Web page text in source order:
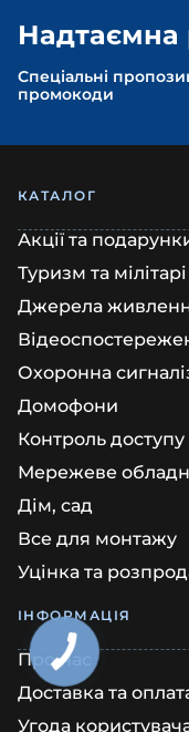
Надтаємна
Спеціальні
промокоди
КАТАЛОГ
Акції та
Туризм та мілітарі
Джерела
Охоронна
Домофони
Контроль доступу
Мережеве
Дім, сад
Все для монтажу
Уцінка та
ІНФОРМАЦІЯ
Про нас
Доставка та
Угода